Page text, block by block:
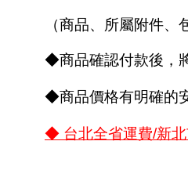
（商品、所屬附件
◆商品確認付款後，
◆商品價格有明確的
◆ 台北全省運費/新